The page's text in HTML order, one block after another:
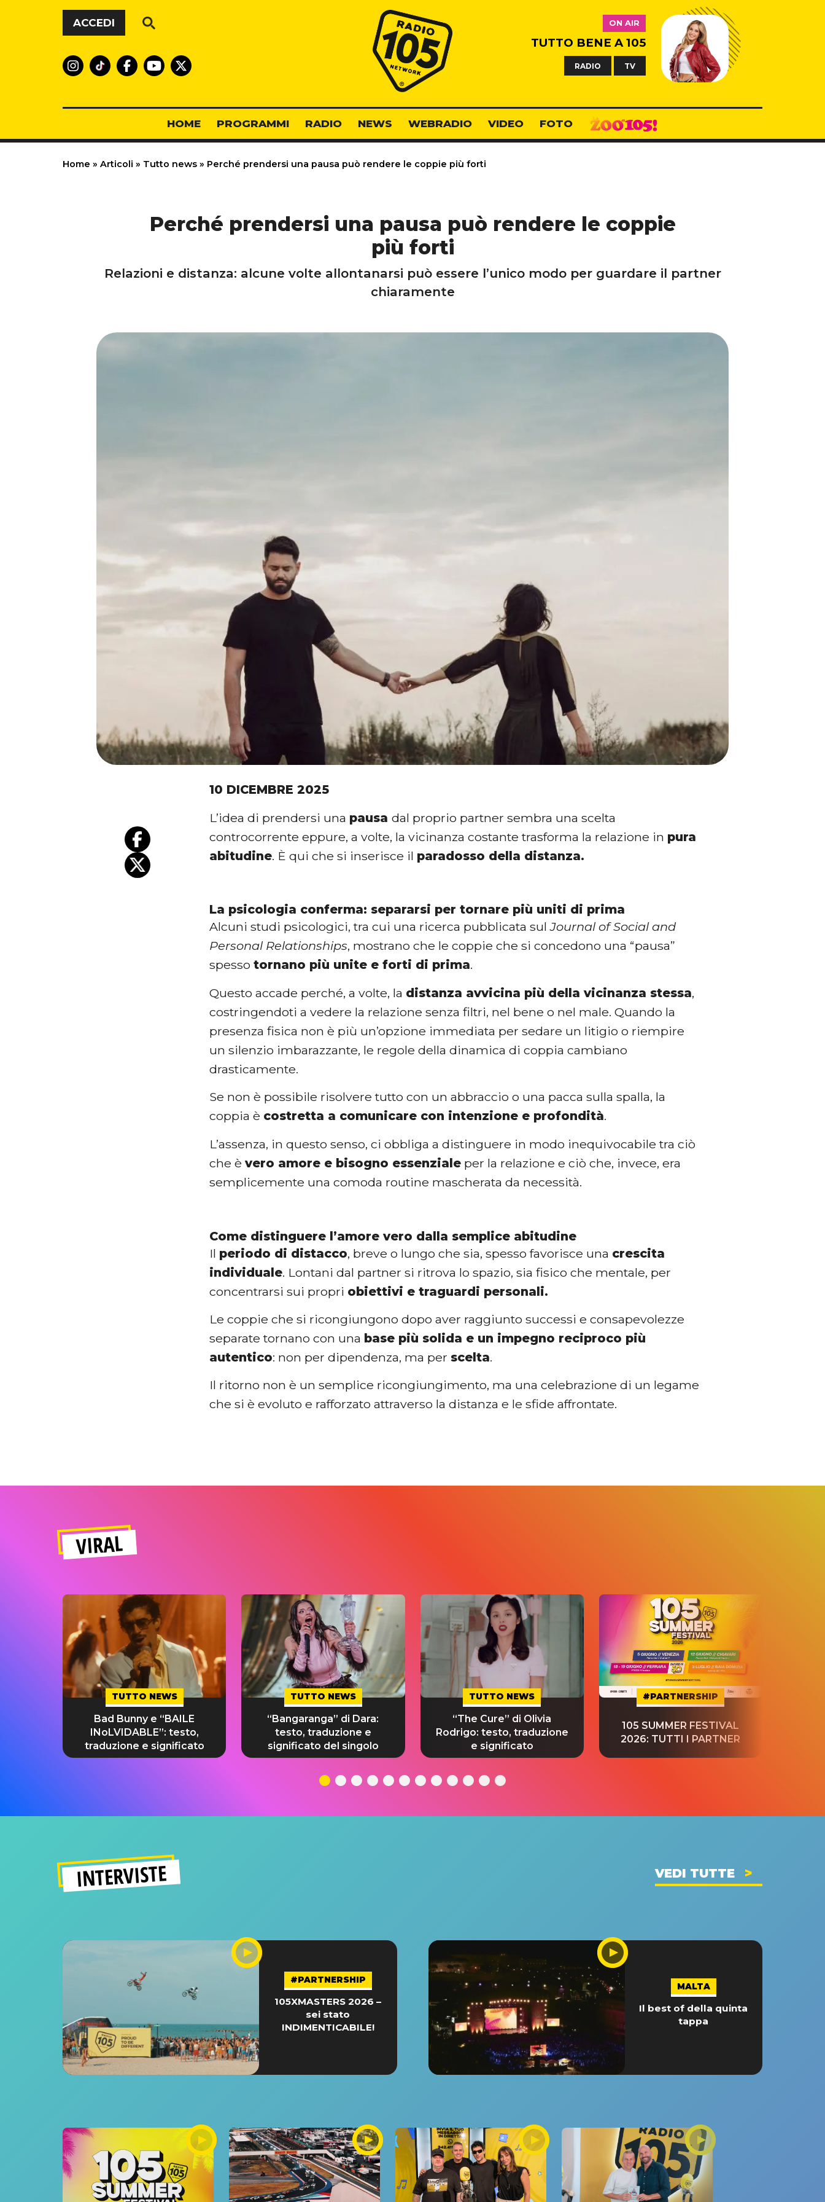
Vai al contenuto
ACCEDI
Radio 105
ON AIR
TUTTO BENE A 105
RADIO TV
HOME PROGRAMMI RADIO NEWS WEBRADIO VIDEO FOTO
Home » Articoli » Tutto news » Perché prendersi una pausa può rendere le coppie più forti
Perché prendersi una pausa può rendere le coppie
più forti
Relazioni e distanza: alcune volte allontanarsi può essere l’unico modo per guardare il partner
chiaramente
10 DICEMBRE 2025
L’idea di prendersi una pausadal proprio partner sembra una scelta
controcorrente eppure, a volte, la vicinanza costante trasforma la relazione in pura
abitudine. È qui che si inserisce il paradosso della distanza.
La psicologia conferma: separarsi per tornare più uniti di prima
Alcuni studi psicologici, tra cui una ricerca pubblicata sulJournal of Social and
Personal Relationships, mostrano che le coppie che si concedono una “pausa”
spessotornano più unite e forti di prima.
Questo accade perché, a volte, la distanza avvicina più della vicinanza stessa,
costringendoti a vedere la relazione senza filtri, nel bene o nel male. Quando la
presenza fisica non è più un’opzione immediata per sedare un litigio o riempire
un silenzio imbarazzante, le regole della dinamica di coppia cambiano
drasticamente.
Se non è possibile risolvere tutto con un abbraccio o una pacca sulla spalla, la
coppia è costretta a comunicare con intenzione e profondità.
L’assenza, in questo senso, ci obbliga a distinguere in modo inequivocabile tra ciò
che èvero amore e bisogno essenziale per la relazione e ciò che, invece, era
semplicemente una comoda routine mascherata da necessità.
Come distinguere l’amore vero dalla semplice abitudine
Il periodo di distacco, breve o lungo che sia, spesso favorisce una crescita
individuale. Lontani dal partner si ritrova lo spazio, sia fisico che mentale, per
concentrarsi sui propri obiettivi e traguardi personali.
Le coppie che si ricongiungono dopo aver raggiunto successi e consapevolezze
separate tornano con una base più solida e un impegno reciproco più
autentico: non per dipendenza, ma per scelta.
Il ritorno non è un semplice ricongiungimento, ma una celebrazione di un legame
che si è evoluto e rafforzato attraverso la distanza e le sfide affrontate.
VIRAL
TUTTO NEWS
Bad Bunny e “BAILE
INoLVIDABLE”: testo,
traduzione e significato
TUTTO NEWS
“Bangaranga” di Dara:
testo, traduzione e
significato del singolo
TUTTO NEWS
“The Cure” di Olivia
Rodrigo: testo, traduzione
e significato
#PARTNERSHIP
105 SUMMER FESTIVAL
2026: TUTTI I PARTNER
INTERVISTE VEDI TUTTE
#PARTNERSHIP
105XMASTERS 2026 –
sei stato
INDIMENTICABILE!
MALTA
Il best of della quinta
tappa